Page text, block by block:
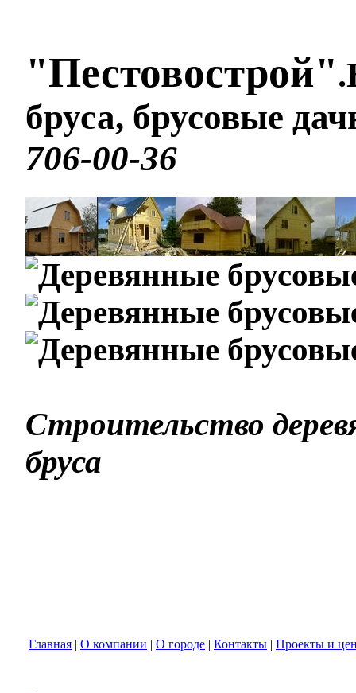
"Пестовострой".
бруса, брусовые
706-00-36
Строительство
бруса
Главная | О компании | О городе | Контакты | Проекты и